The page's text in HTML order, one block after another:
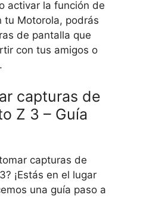
activar la función de
tu Motorola, podrás
de pantalla que
con tus amigos o
capturas de
Z 3 – Guía
capturas de
¡Estás en el lugar
una guía paso a